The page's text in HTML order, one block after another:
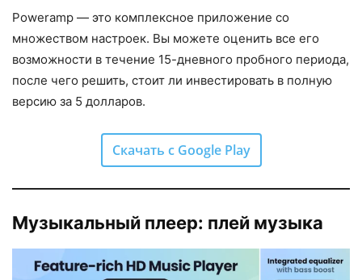
Poweramp — это комплексное приложение со
множеством настроек. Вы можете оценить все его
возможности в течение 15-дневного пробного периода,
после чего решить, стоит ли инвестировать в полную
версию за 5 долларов.
Скачать с Google Play
Музыкальный плеер: плей музыка